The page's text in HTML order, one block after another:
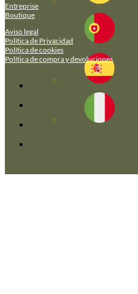
Entreprise
Boutique
Aviso legal
Política de Privacidad
Política de cookies
Política de compra y devoluciones